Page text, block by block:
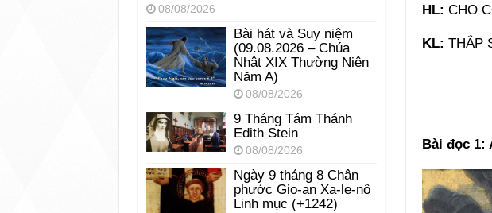
HL: CHO
KL: THẮP
Bài đọc 1:
08/08/2026
Bài hát và Suy niệm
(09.08.2026 – Chúa
Nhật XIX Thường Niên
Năm A)
08/08/2026
9 Tháng Tám Thánh
Edith Stein
08/08/2026
Ngày 9 tháng 8 Chân
phước Gio-an Xa-le-nô
Linh mục (+1242)